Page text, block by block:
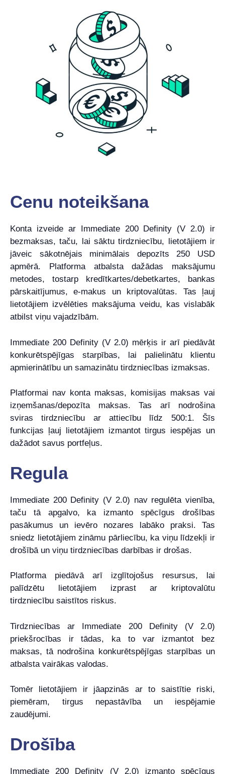
Cenu noteikšana
Konta izveide ar Immediate 200 Definity (V 2.0) ir
bezmaksas, taču, lai sāktu tirdzniecību, lietotājiem ir
jāveic sākotnējais minimālais depozīts 250 USD
apmērā. Platforma atbalsta dažādas maksājumu
metodes, tostarp kredītkartes/debetkartes, bankas
pārskaitījumus, e-makus un kriptovalūtas. Tas ļauj
lietotājiem izvēlēties maksājuma veidu, kas vislabāk
atbilst viņu vajadzībām.
Immediate 200 Definity (V 2.0) mērķis ir arī piedāvāt
konkurētspējīgas starpības, lai palielinātu klientu
apmierinātību un samazinātu tirdzniecības izmaksas.
Platformai nav konta maksas, komisijas maksas vai
izņemšanas/depozīta maksas. Tas arī nodrošina
sviras tirdzniecību ar attiecību līdz 500:1. Šīs
funkcijas ļauj lietotājiem izmantot tirgus iespējas un
dažādot savus portfeļus.
Regula
Immediate 200 Definity (V 2.0) nav regulēta vienība,
taču tā apgalvo, ka izmanto spēcīgus drošības
pasākumus un ievēro nozares labāko praksi. Tas
sniedz lietotājiem zināmu pārliecību, ka viņu līdzekļi ir
drošībā un viņu tirdzniecības darbības ir drošas.
Platforma piedāvā arī izglītojošus resursus, lai
palīdzētu lietotājiem izprast ar kriptovalūtu
tirdzniecību saistītos riskus.
Tirdzniecības ar Immediate 200 Definity (V 2.0)
priekšrocības ir tādas, ka to var izmantot bez
maksas, tā nodrošina konkurētspējīgas starpības un
atbalsta vairākas valodas.
Tomēr lietotājiem ir jāapzinās ar to saistītie riski,
piemēram, tirgus nepastāvība un iespējamie
zaudējumi.
Drošība
Immediate 200 Definity (V 2.0) izmanto spēcīgus